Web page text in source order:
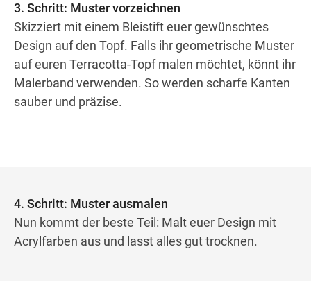
3. Schritt: Muster vorzeichnen
Skizziert mit einem Bleistift euer gewünschtes
Design auf den Topf. Falls ihr geometrische Muster
auf euren Terracotta-Topf malen möchtet, könnt ihr
Malerband verwenden. So werden scharfe Kanten
sauber und präzise.
4. Schritt: Muster ausmalen
Nun kommt der beste Teil: Malt euer Design mit
Acrylfarben aus und lasst alles gut trocknen.